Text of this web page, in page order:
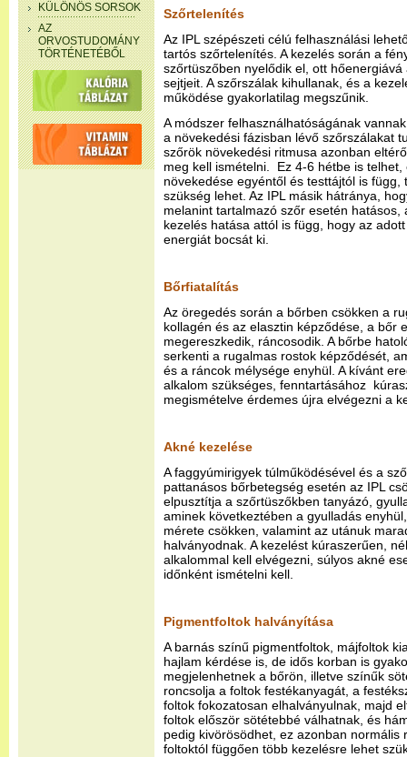
KÜLÖNÖS SORSOK
AZ
ORVOSTUDOMÁNY
TÖRTÉNETÉBŐL
Szőrtelenítés
Az IPL szépészeti célú felhasználási
tartós szőrtelenítés. A kezelés során a
szőrtüszőben nyelődik el, ott
sejtjeit. A szőrszálak kihullanak, és a
működése gyakorlatilag megszűnik.
A módszer felhasználhatóságának
a növekedési fázisban lévő szőrszálakat
szőrök növekedési ritmusa azonban
meg kell ismételni. Ez 4-6 hétbe is telhet,
növekedése egyéntől és testtájtól is függ,
szükség lehet. Az IPL másik hátránya,
melanint tartalmazó szőr esetén hatásos,
kezelés hatása attól is függ, hogy az
energiát bocsát ki.
Bőrfiatalítás
Az öregedés során a bőrben csökken a
kollagén és az elasztin képződése, a bőr
megereszkedik, ráncosodik. A bőrbe
serkenti a rugalmas rostok képződését,
és a ráncok mélysége enyhül. A kívánt
alkalom szükséges, fenntartásához
megismételve érdemes újra elvégezni a
Akné kezelése
A faggyúmirigyek túlműködésével és a
pattanásos bőrbetegség esetén az IPL
elpusztítja a szőrtüszőkben tanyázó,
aminek következtében a gyulladás
mérete csökken, valamint az utánuk
halványodnak. A kezelést kúraszerűen,
alkalommal kell elvégezni, súlyos akné
időnként ismételni kell.
Pigmentfoltok halványítása
A barnás színű pigmentfoltok, májfoltok
hajlam kérdése is, de idős korban is
megjelenhetnek a bőrön, illetve színűk
roncsolja a foltok festékanyagát, a
foltok fokozatosan elhalványulnak, majd
foltok először sötétebbé válhatnak, és
pedig kivörösödhet, ez azonban normális
foltoktól függően több kezelésre lehet